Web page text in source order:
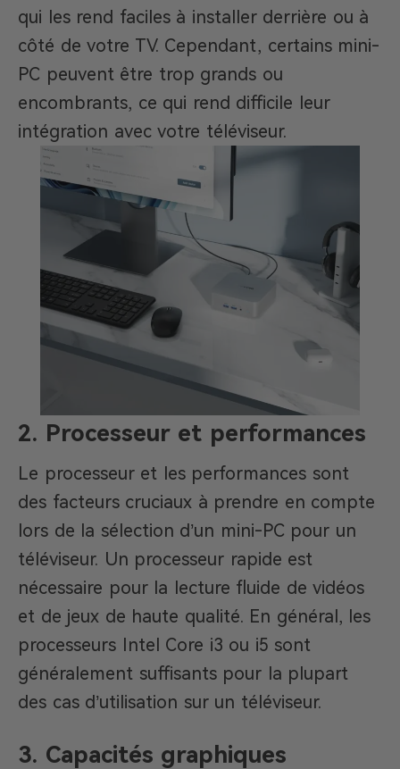
qui les rend faciles à installer derrière ou à
côté de votre TV. Cependant, certains mini-
PC peuvent être trop grands ou
encombrants, ce qui rend difficile leur
intégration avec votre téléviseur.
2. Processeur et performances
Le processeur et les performances sont
des facteurs cruciaux à prendre en compte
lors de la sélection d’un mini-PC pour un
téléviseur. Un processeur rapide est
nécessaire pour la lecture fluide de vidéos
et de jeux de haute qualité. En général, les
processeurs Intel Core i3 ou i5 sont
généralement suffisants pour la plupart
des cas d’utilisation sur un téléviseur.
3. Capacités graphiques